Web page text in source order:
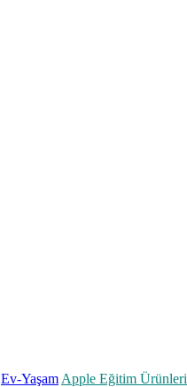
Ev-Yaşam Apple Eğitim Ürünleri